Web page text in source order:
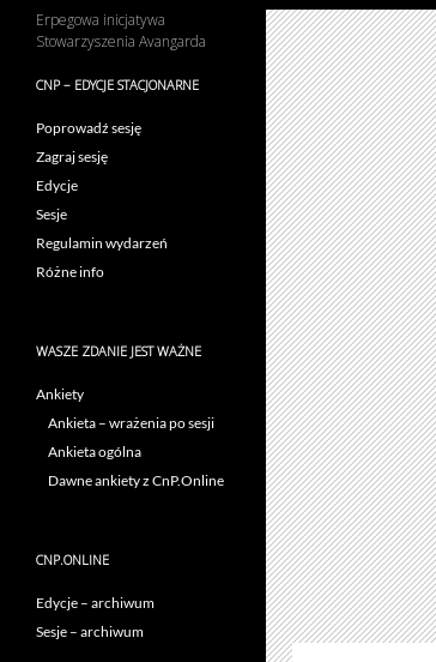
Erpegowa inicjatywa
Stowarzyszenia Avangarda
CNP – EDYCJE STACJONARNE
Poprowadź sesję
Zagraj sesję
Edycje
Sesje
Regulamin wydarzeń
Różne info
WASZE ZDANIE JEST WAŻNE
Ankiety
Ankieta – wrażenia po sesji
Ankieta ogólna
Dawne ankiety z CnP.Online
CNP.ONLINE
Edycje – archiwum
Sesje – archiwum